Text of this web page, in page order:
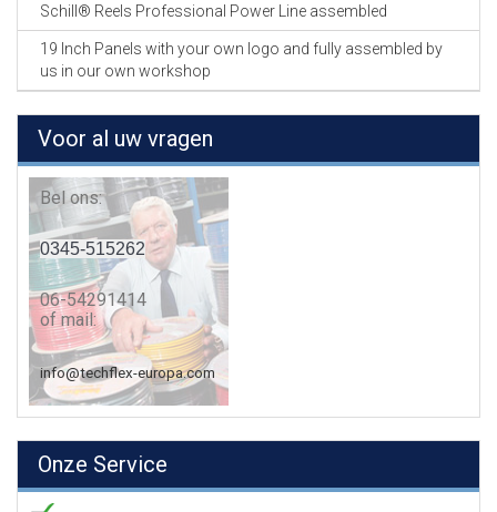
Schill® Reels Professional Power Line assembled
19 Inch Panels with your own logo and fully assembled by
us in our own workshop
Voor al uw vragen
Bel ons:
0345-515262
06-54291414
of mail:
info@techflex-europa.com
Onze Service